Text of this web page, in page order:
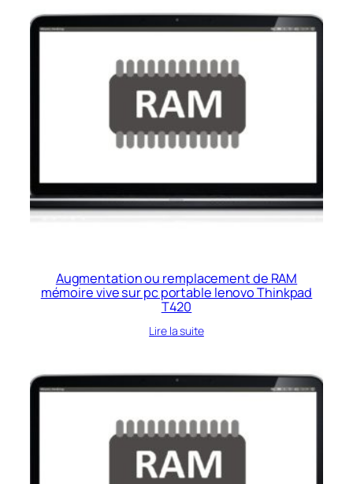
Augmentation ou remplacement de RAM
mémoire vive sur pc portable lenovo Thinkpad
T420
Lire la suite